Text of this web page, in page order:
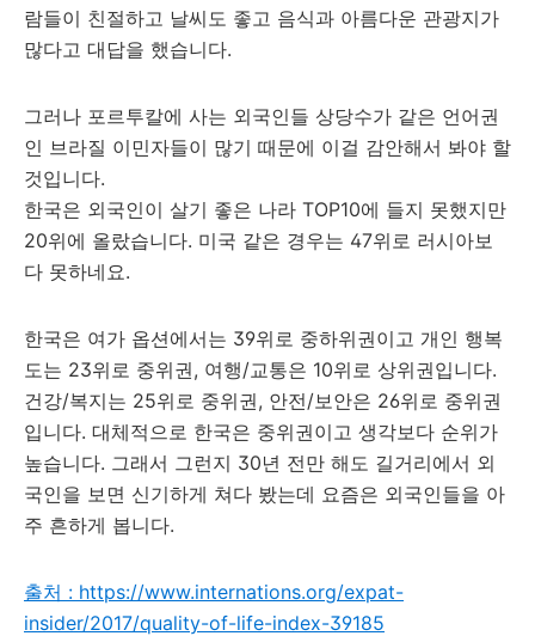
람들이 친절하고 날씨도 좋고 음식과 아름다운 관광지가
많다고 대답을 했습니다.
그러나 포르투칼에 사는 외국인들 상당수가 같은 언어권
인 브라질 이민자들이 많기 때문에 이걸 감안해서 봐야 할
것입니다.
한국은 외국인이 살기 좋은 나라 TOP10에 들지 못했지만
20위에 올랐습니다. 미국 같은 경우는 47위로 러시아보
다 못하네요.
한국은 여가 옵션에서는 39위로 중하위권이고 개인 행복
도는 23위로 중위권, 여행/교통은 10위로 상위권입니다.
건강/복지는 25위로 중위권, 안전/보안은 26위로 중위권
입니다. 대체적으로 한국은 중위권이고 생각보다 순위가
높습니다. 그래서 그런지 30년 전만 해도 길거리에서 외
국인을 보면 신기하게 쳐다 봤는데 요즘은 외국인들을 아
주 흔하게 봅니다.
출처 : https://www.internations.org/expat-
insider/2017/quality-of-life-index-39185